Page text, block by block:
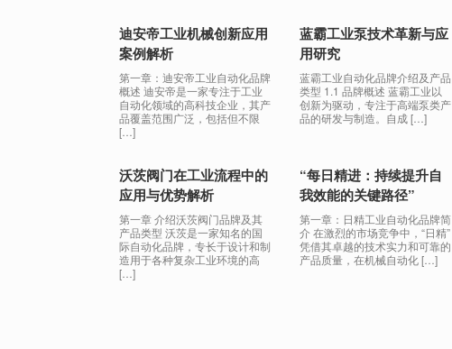
迪安帝工业机械创新应用
案例解析
第一章：迪安帝工业自动化品牌
概述 迪安帝是一家专注于工业
自动化领域的高科技企业，其产
品覆盖范围广泛，包括但不限
[…]
蓝霸工业泵技术革新与应
用研究
蓝霸工业自动化品牌介绍及产品
类型 1.1 品牌概述 蓝霸工业以
创新为驱动，专注于高端泵类产
品的研发与制造。自成 […]
沃茨阀门在工业流程中的
应用与优势解析
第一章 介绍沃茨阀门品牌及其
产品类型 沃茨是一家知名的国
际自动化品牌，专长于设计和制
造用于各种复杂工业环境的高
[…]
“每日精进：持续提升自
我效能的关键路径”
第一章：日精工业自动化品牌简
介 在激烈的市场竞争中，“日精”
凭借其卓越的技术实力和可靠的
产品质量，在机械自动化 […]